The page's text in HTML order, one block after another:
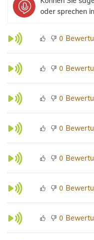
oder sprechen
0
0
0
0
0
0
0